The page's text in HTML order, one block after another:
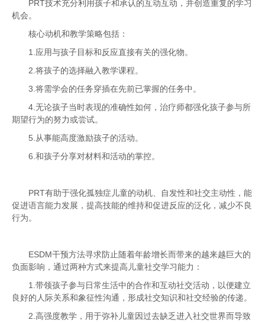
PRT技术充分利用孩子和承认的互动互动，并创造重复的学习
机会。
核心动机和教学策略包括：
1.应用与孩子目标和反应直接有关的强化物。
2.将孩子的选择融入教学课程。
3.将需学会的任务穿插在先前已掌握的任务中。
4.无论孩子当时表现的准确性如何，治疗师都强化孩子参与所
期望行为的努力或尝试。
5.从事能高度激励孩子的活动。
6.和孩子分享对材料和活动的掌控。
PRT有助于强化孤独症儿童的动机、自发性和社交主动性，能
促进语言能力发展，提高技能的维持和促进反应的泛化，减少不良
行为。
ESDM干预方法寻求防止随着年龄增长而带来的越来越巨大的
负面影响，通过两种方式来提高儿童社交学习能力：
1.带领孩子参与日常生活中的合作和互动社交活动，以便建立
良好的人际关系和象征性沟通，形成社交知识和社交经验的传递。
2.高强度教学，用于弥补儿童因过去缺乏进入社交世界而导致